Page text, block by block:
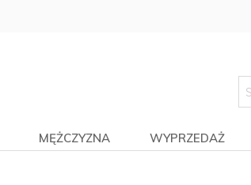
MĘŻCZYZNA WYPRZEDAŻ